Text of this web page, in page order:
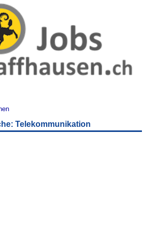
Telekommunikation